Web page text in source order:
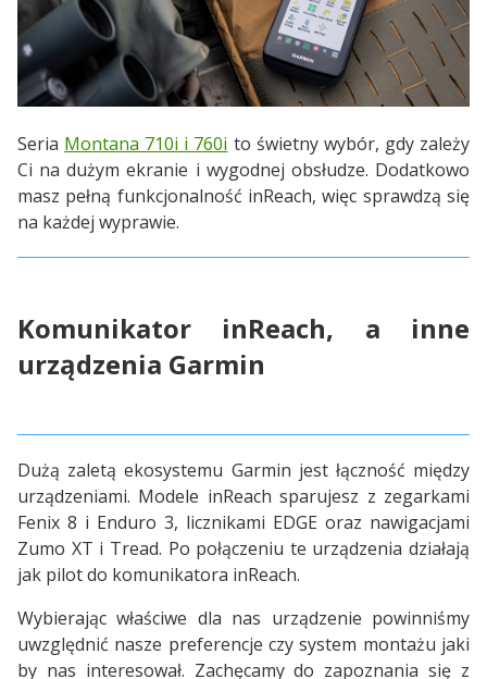
Seria Montana 710i i 760i to świetny wybór, gdy zależy
Ci na dużym ekranie i wygodnej obsłudze. Dodatkowo
masz pełną funkcjonalność inReach, więc sprawdzą się
na każdej wyprawie.
Komunikator inReach, a inne
urządzenia Garmin
Dużą zaletą ekosystemu Garmin jest łączność między
urządzeniami. Modele inReach sparujesz z zegarkami
Fenix 8 i Enduro 3, licznikami EDGE oraz nawigacjami
Zumo XT i Tread. Po połączeniu te urządzenia działają
jak pilot do komunikatora inReach.
Wybierając właściwe dla nas urządzenie powinniśmy
uwzględnić nasze preferencje czy system montażu jaki
by nas interesował. Zachęcamy do zapoznania się z